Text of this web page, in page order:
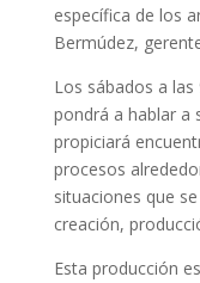
específica de los
Bermúdez,
Los sábados a
pondrá a hablar a
propiciará
procesos
situaciones que
creación,
Esta producción